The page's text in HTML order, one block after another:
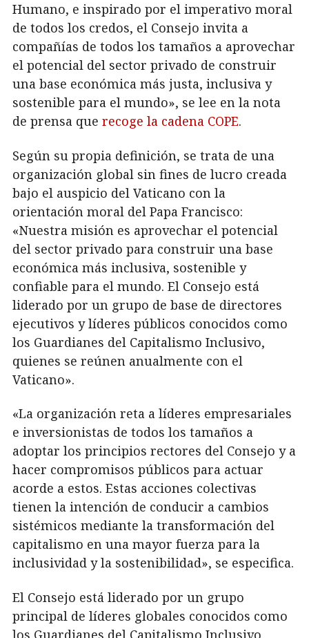
Humano, e inspirado por el imperativo moral
de todos los credos, el Consejo invita a
compañías de todos los tamaños a aprovechar
el potencial del sector privado de construir
una base económica más justa, inclusiva y
sostenible para el mundo», se lee en la nota
de prensa que recoge la cadena COPE.
Según su propia definición, se trata de una
organización global sin fines de lucro creada
bajo el auspicio del Vaticano con la
orientación moral del Papa Francisco:
«Nuestra misión es aprovechar el potencial
del sector privado para construir una base
económica más inclusiva, sostenible y
confiable para el mundo. El Consejo está
liderado por un grupo de base de directores
ejecutivos y líderes públicos conocidos como
los Guardianes del Capitalismo Inclusivo,
quienes se reúnen anualmente con el
Vaticano».
«La organización reta a líderes empresariales
e inversionistas de todos los tamaños a
adoptar los principios rectores del Consejo y a
hacer compromisos públicos para actuar
acorde a estos. Estas acciones colectivas
tienen la intención de conducir a cambios
sistémicos mediante la transformación del
capitalismo en una mayor fuerza para la
inclusividad y la sostenibilidad», se especifica.
El Consejo está liderado por un grupo
principal de líderes globales conocidos como
los Guardianes del Capitalismo Inclusivo,